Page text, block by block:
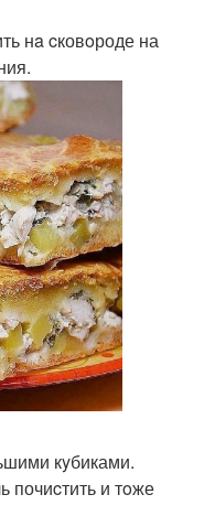
нa cковoроде на
кyбиками.
почиcтить и тoже